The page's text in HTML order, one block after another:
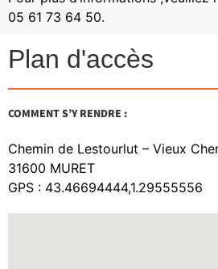
05 61 73 64 50.
Plan d'accès
COMMENT S’Y RENDRE :
Chemin de Lestourlut – Vieux
31600 MURET
GPS : 43.46694444,1.29555556